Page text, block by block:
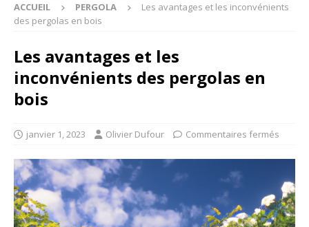
ACCUEIL PERGOLA
Les avantages et les inconvénients
des pergolas en bois
Les avantages et les
inconvénients des pergolas en
bois
janvier 1, 2023 Olivier Dufour Commentaires fermés